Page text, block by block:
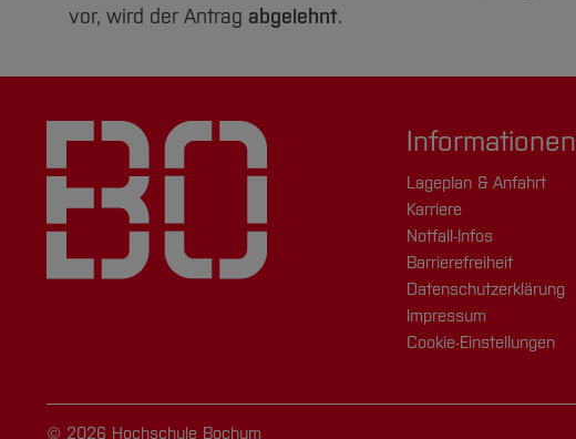
vor, wird der Antrag abgelehnt.
Informationen
Lageplan & Anfahrt
Karriere
Notfall-Infos
Barrierefreiheit
Datenschutzerklärung
Impressum
Cookie-Einstellungen
© 2026 Hochschule Bochum